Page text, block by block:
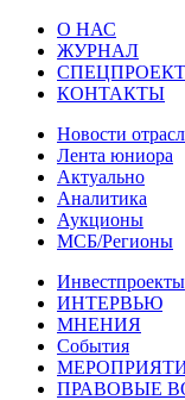
О НАС
ЖУРНАЛ
КОНТАКТЫ
Новости
Лента юниора
Актуально
Аналитика
Аукционы
МСБ/Регионы
Инвестпроекты
ИНТЕРВЬЮ
МНЕНИЯ
События
ПРАВОВЫЕ